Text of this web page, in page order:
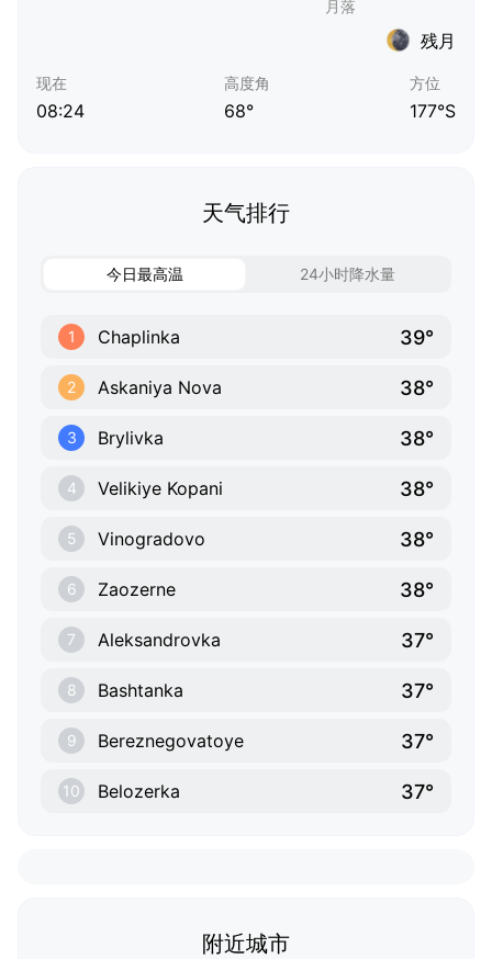
残月
现在
08:24
高度角
68°
方位
177°S
天气排行
今日最高温 24小时降水量
1 Chaplinka 39°
2 Askaniya Nova 38°
3 Brylivka 38°
4 Velikiye Kopani 38°
5 Vinogradovo 38°
6 Zaozerne 38°
7 Aleksandrovka 37°
8 Bashtanka 37°
9 Bereznegovatoye 37°
10 Belozerka 37°
附近城市